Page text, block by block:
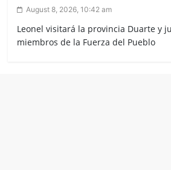
August 8, 2026, 10:42 am
Leonel visitará la provincia Duarte y
miembros de la Fuerza del Pueblo